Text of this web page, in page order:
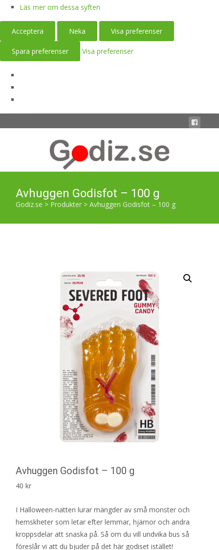
Läs mer om dessa syften
Acceptera Neka Visa preferenser
Spara preferenser Visa preferenser
Avhuggen Godisfot – 100 g
Godiz.se > Produkter > Avhuggen Godisfot – 100 g
Avhuggen Godisfot – 100 g
40 kr
I Halloween-natten lurar mängder av små monster och
hemskheter som letar efter lemmar, hjärnor och andra
kroppsdelar att snaska på. Så om du vill undvika bus så
föreslår vi att du bjuder på det här godiset istället!